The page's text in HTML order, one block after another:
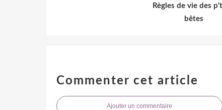
Règles de vie des
bêtes
Commenter cet article
Ajouter un commentaire